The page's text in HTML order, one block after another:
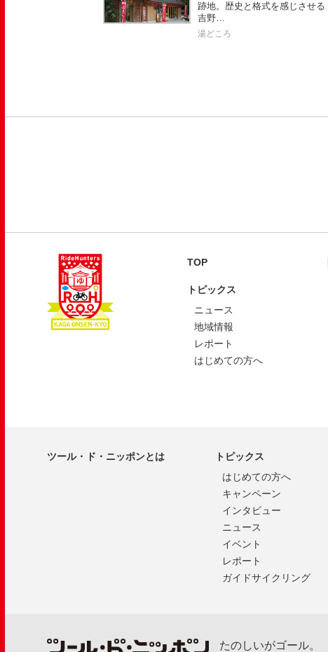
跡地。歴史と格式を感じさせる
吉野…
湯どころ
TOP
トピックス
ニュース
地域情報
レポート
はじめての方へ
ツール・ド・ニッポンとは
トピックス
はじめての方へ
キャンペーン
インタビュー
ニュース
イベント
レポート
ガイドサイクリング
たのしいがゴール。